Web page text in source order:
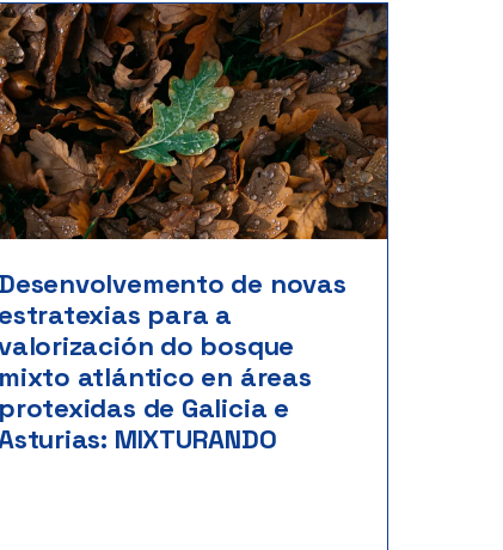
Desenvolvemento de novas
estratexias para a
do bosque
mixto atlántico en áreas
protexidas de Galicia e
MIXTURANDO